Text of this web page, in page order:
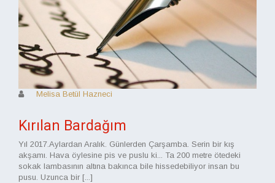
Melisa Betül Hazneci
Kırılan Bardağım
Yıl 2017.Aylardan Aralık. Günlerden Çarşamba. Serin bir kış
akşamı. Hava öylesine pis ve puslu ki... Ta 200 metre ötedeki
sokak lambasının altına bakınca bile hissedebiliyor insan bu
pusu. Uzunca bir [...]